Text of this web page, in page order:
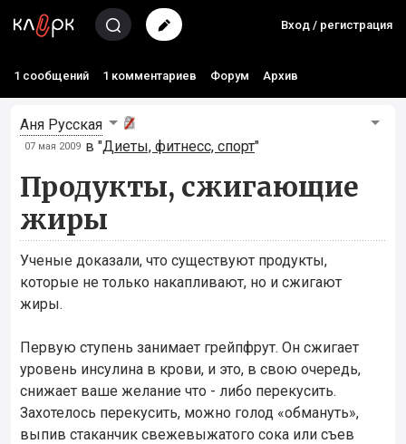
Вход / регистрация
1 сообщений 1 комментариев Форум Архив
Аня Русская
07 мая 2009 в "Диеты, фитнесс, спорт"
Продукты, сжигающие
жиры
Ученые доказали, что существуют продукты,
которые не только накапливают, но и сжигают
жиры.
Первую ступень занимает грейпфрут. Он сжигает
уровень инсулина в крови, и это, в свою очередь,
снижает ваше желание что - либо перекусить.
Захотелось перекусить, можно голод «обмануть»,
выпив стаканчик свежевыжатого сока или съев